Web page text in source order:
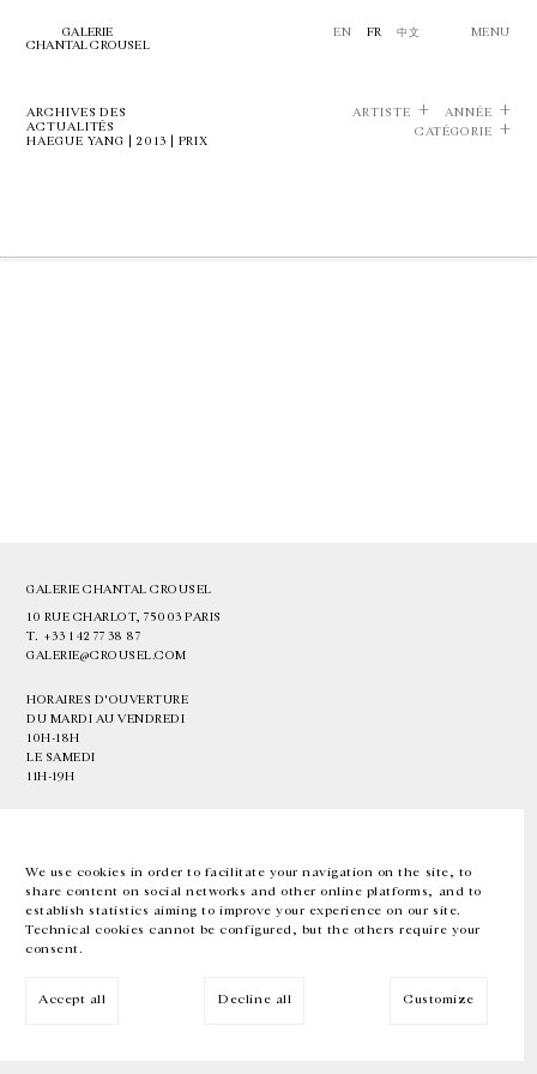
We use cookies in order to facilitate your navigation on the site, to
share content on social networks and other online platforms, and to
establish statistics aiming to improve your experience on our site.
Technical cookies cannot be configured, but the others require your
consent.
Accept all Decline all Customize
GALERIE
CHANTAL CROUSEL
EN FR 中文 MENU
ARCHIVES DES
ACTUALITÉS
HAEGUE YANG | 2013 | PRIX
ARTISTE
ANNÉE
CATÉGORIE
GALERIE CHANTAL CROUSEL
10 RUE CHARLOT, 75003 PARIS
T. +33 1 42 77 38 87
GALERIE@CROUSEL.COM
HORAIRES D'OUVERTURE
DU MARDI AU VENDREDI
10H-18H
LE SAMEDI
11H-19H
EN FR 中文 Facebook Instagram
Inscrivez-vous à notre newsletter